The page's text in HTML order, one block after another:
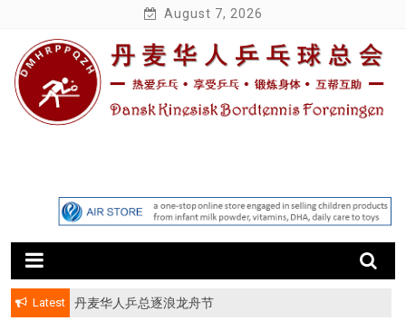
content
August 7, 2026
Latest 丹麦华人乒总逐浪龙舟节